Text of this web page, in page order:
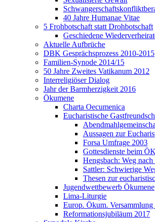
40 Jahre Humanae Vitae
5 Frohbotschaft statt Drohbotschaft
Geschiedene
Aktuelle Aufbrüche
DBK Gesprächsprozess 2010-2015
Familien-Synode 2014/15
50 Jahre Zweites Vatikanum 2012
Interreligiöser Dialog
Jahr der Barmherzigkeit 2016
Ökumene
Charta Oecumenica
Eucharistische
Aussagen zur
Forsa Umfrage 2003
Gottesdienste beim
Hengsbach: Weg
Sattler: Schwierige
Thesen zur
Jugendwettbewerb Ökumene
Lima-Liturgie
Europ. Ökum.
Reformationsjubiläum 2017